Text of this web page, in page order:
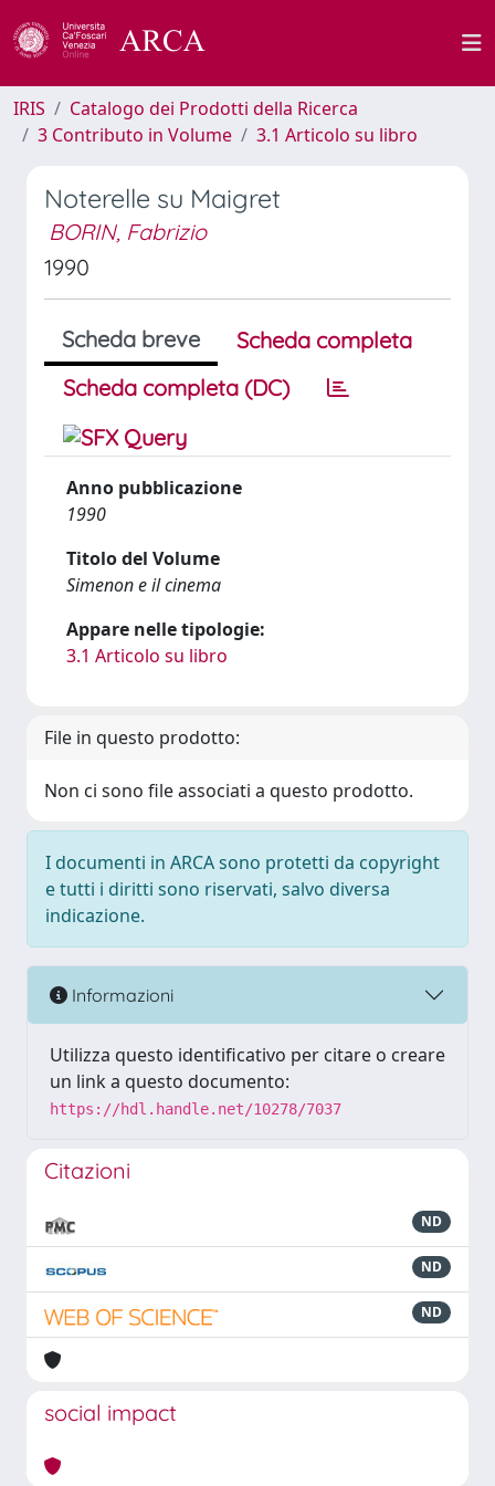
IRIS
Catalogo dei Prodotti della Ricerca
3 Contributo in Volume
3.1 Articolo su libro
Noterelle su Maigret
BORIN, Fabrizio
1990
Scheda breve
Scheda completa
Scheda completa (DC)
Anno pubblicazione
1990
Titolo del Volume
Simenon e il cinema
Appare nelle tipologie:
3.1 Articolo su libro
File in questo prodotto:
Non ci sono file associati a questo prodotto.
I documenti in ARCA sono protetti da copyright
e tutti i diritti sono riservati, salvo diversa
indicazione.
Informazioni
Utilizza questo identificativo per citare o creare
un link a questo documento:
https://hdl.handle.net/10278/7037
Citazioni
ND
ND
ND
social impact